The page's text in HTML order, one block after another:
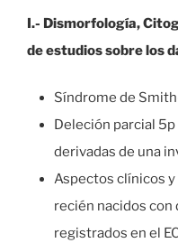
I.- Dismorfología,
de estudios sobre los
Síndrome de
Deleción parcial
derivadas de una
Aspectos clínicos
recién nacidos
registrados en el